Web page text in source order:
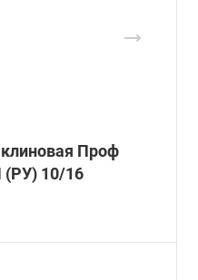
Проф
(РУ) 10/16